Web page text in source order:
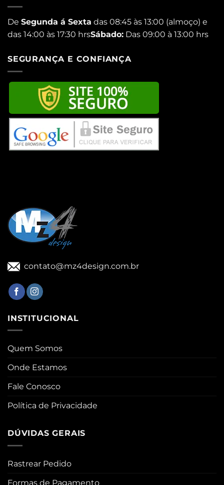
De Segunda á Sexta das 08:45 às 13:00 (almoço) e
das 14:00 às 17:30 hrsSábado: Das 09:00 à 13:00 hrs
SEGURANÇA E CONFIANÇA
contato@mz4design.com.br
INSTITUCIONAL
Quem Somos
Onde Estamos
Fale Conosco
Política de Privacidade
DÚVIDAS GERAIS
Rastrear Pedido
Formas de Pagamento